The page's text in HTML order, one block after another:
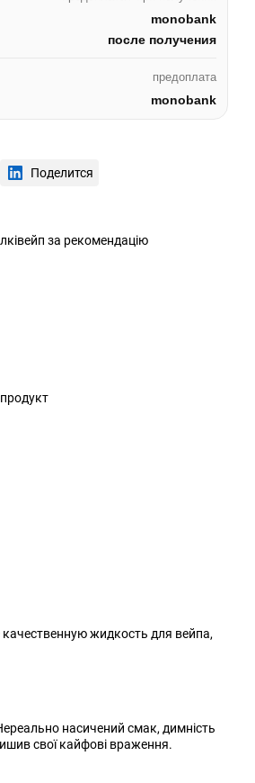
monobank
после получения
предоплата
monobank
Поделится
за рекомендацію
жидкость для вейпа,
насичений смак, димність
свої кайфові враження.